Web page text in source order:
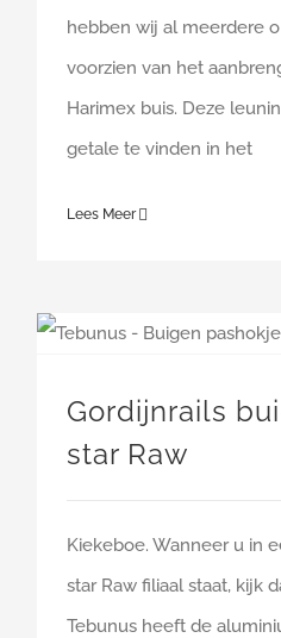
hebben wij al meerdere
voorzien van het
Harimex buis. Deze
getale te vinden in het
Lees Meer
Gordijnrails
star Raw
Kiekeboe. Wanneer u in
star Raw filiaal staat, kijk
Tebunus heeft de